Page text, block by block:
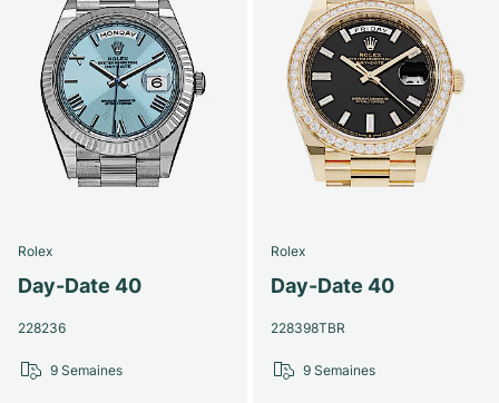
Rolex
Day-Date 40
228236
9 Semaines
Rolex
Day-Date 40
228398TBR
9 Semaines